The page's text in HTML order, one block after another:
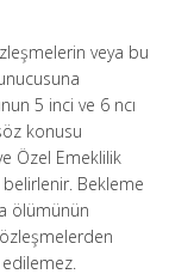
veya bu
5 inci ve 6 ncı
konusu
Özel Emeklilik
Bekleme
ölümünün